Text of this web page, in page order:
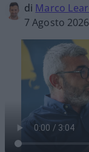
di Marco
7 Agosto